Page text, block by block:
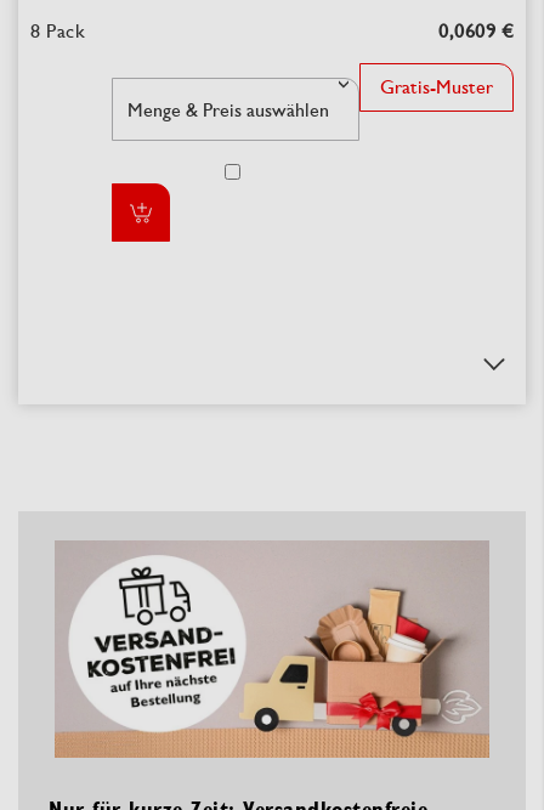
0,0609 €
Gratis-Muster